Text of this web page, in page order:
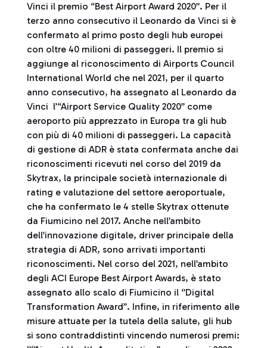
Vinci il premio “Best Airport Award 2020”. Per il
terzo anno consecutivo il Leonardo da Vinci si è
confermato al primo posto degli hub europei
con oltre 40 milioni di passeggeri. Il premio si
aggiunge al riconoscimento di Airports Council
International World che nel 2021, per il quarto
anno consecutivo, ha assegnato al Leonardo da
Vinci l’“Airport Service Quality 2020” come
aeroporto più apprezzato in Europa tra gli hub
con più di 40 milioni di passeggeri. La capacità
di gestione di ADR è stata confermata anche dai
riconoscimenti ricevuti nel corso del 2019 da
Skytrax, la principale società internazionale di
rating e valutazione del settore aeroportuale,
che ha confermato le 4 stelle Skytrax ottenute
da Fiumicino nel 2017. Anche nell’ambito
dell’innovazione digitale, driver principale della
strategia di ADR, sono arrivati importanti
riconoscimenti. Nel corso del 2021, nell’ambito
degli ACI Europe Best Airport Awards, è stato
assegnato allo scalo di Fiumicino il ‘’Digital
Transformation Award’’. Infine, in riferimento alle
misure attuate per la tutela della salute, gli hub
si sono contraddistinti vincendo numerosi premi: